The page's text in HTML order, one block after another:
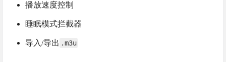
播放速度控制
睡眠模式拦截器
导入/导出 .m3u